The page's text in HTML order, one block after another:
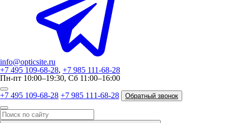
info@opticsite.ru
+7 495 109-68-28, +7 985 111-68-28
Пн-пт 10:00–19:30, Сб 11:00–16:00
+7 495 109-68-28 +7 985 111-68-28 Обратный звонок